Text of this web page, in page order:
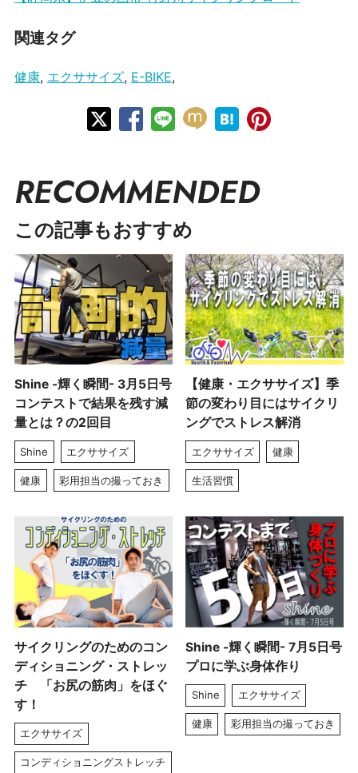
関連タグ
健康, エクササイズ, E-BIKE,
RECOMMENDED
この記事もおすすめ
Shine -輝く瞬間- 3月5日号
コンテストで結果を残す減
量とは？の2回目
Shine エクササイズ
健康 彩用担当の撮っておき
【健康・エクササイズ】季
節の変わり目にはサイクリ
ングでストレス解消
エクササイズ 健康
生活習慣
サイクリングのためのコン
ディショニング・ストレッ
チ 「お尻の筋肉」をほぐ
す！
エクササイズ
コンディショニングストレッチ
Shine -輝く瞬間- 7月5日号
プロに学ぶ身体作り
Shine エクササイズ
健康 彩用担当の撮っておき